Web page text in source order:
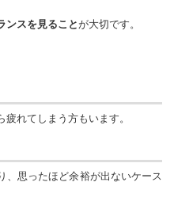
ンスを見ることが大切です。
れてしまう方もいます。
、思ったほど余裕が出ないケース